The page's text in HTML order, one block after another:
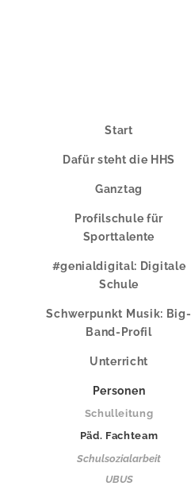
Start
Dafür steht die HHS
Ganztag
Profilschule für
Sporttalente
#genialdigital: Digitale
Schule
Schwerpunkt Musik: Big-
Band-Profil
Unterricht
Personen
Schulleitung
Päd. Fachteam
Schulsozialarbeit
UBUS